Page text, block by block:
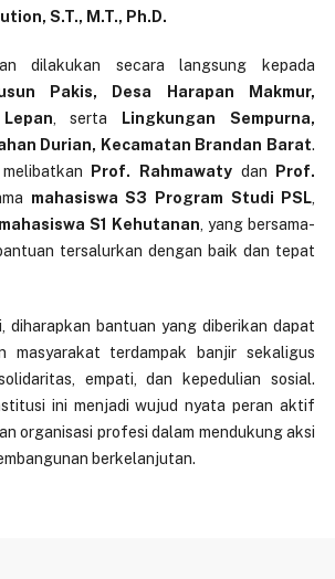
S.T., M.T., Ph.D.
dilakukan secara langsung kepada
Pakis, Desa Harapan Makmur,
, serta
Lingkungan Sempurna,
Durian, Kecamatan Brandan Barat.
Prof. Rahmawatydan
Prof.
mahasiswa S3 Program Studi PSL
mahasiswa S1 Kehutanan , yang bersama-
tersalurkan dengan baik dan tepat
diharapkan bantuan yang diberikan dapat
masyarakat terdampak banjir sekaligus
empati, dan kepedulian sosial.
ini menjadi wujud nyata peran aktif
organisasi profesi dalam mendukung aksi
berkelanjutan.